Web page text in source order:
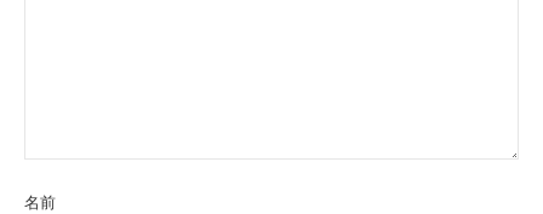
名前